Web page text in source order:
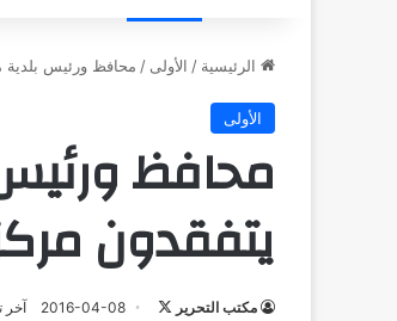
الرئيسية / الأولى / محافظ ورئيس
الأولى
محافظ
يتفقدون
مكتب التحرير 2016-04-08 آخر